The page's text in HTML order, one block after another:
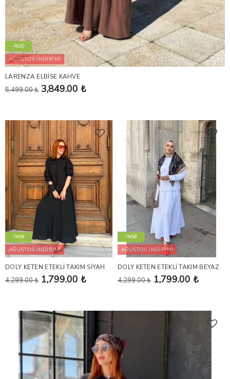
-%30
AĞUSTOS İNDİRİMİ
LARENZA ELBİSE KAHVE
5,499.00 ₺ 3,849.00 ₺
-%58
AĞUSTOS İNDİRİMİ
DOLY KETEN ETEKLİ TAKIM SİYAH
4,299.00 ₺ 1,799.00 ₺
-%58
AĞUSTOS İNDİRİMİ
DOLY KETEN ETEKLİ TAKIM BEYAZ
4,299.00 ₺ 1,799.00 ₺